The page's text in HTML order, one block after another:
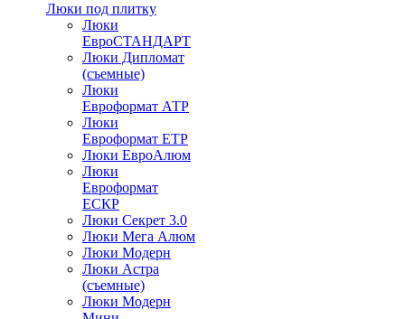
Люки под плитку
Люки
ЕвроСТАНДАРТ
Люки Дипломат
(съемные)
Люки
Евроформат АТР
Люки
Евроформат ЕТР
Люки ЕвроАлюм
Люки
Евроформат
ЕСКР
Люки Секрет 3.0
Люки Мега Алюм
Люки Модерн
Люки Астра
(съемные)
Люки Модерн